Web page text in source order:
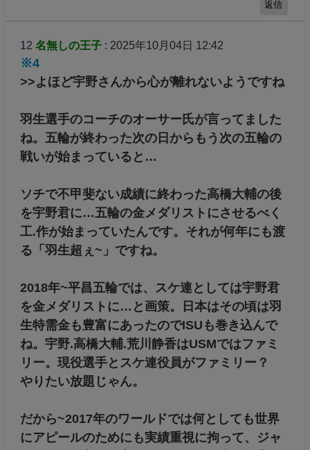
返信
12 名無しの王子: 2025年10月04日 12:42
※4
>>よほど宇野さんから心が離れないようですね
羽生選手のコーチのオーサー氏が言ってました
ね。五輪が終わった次の日からもう次の五輪の
戦いが始まっていると…
ソチで不甲斐ない成績に終わった高橋大輔の後
を宇野君に…五輪の金メダリストにさせるべく
工.作が始まっていたんです。それが何年にも渡
る「羽生超ぇ~」ですね。
2018年~平昌五輪では、スケ連としては宇野君
を金メダリストに…と画策。日本はその頃は羽
生特需金も豊富にあったのでISUも巻き込んで
ね。宇野.高橋大輔.荒川静香はUSMではファミ
リー。現役選手とスケ連役員がファミリー？
やりたい放題じゃん。
だから~2017年のワールドでは何としても世界
にアピールのためにも実績重視に拘って、ジャ